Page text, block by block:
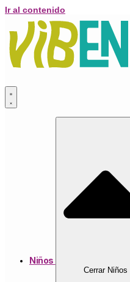
Ir al contenido
Niños
Cerrar Niños